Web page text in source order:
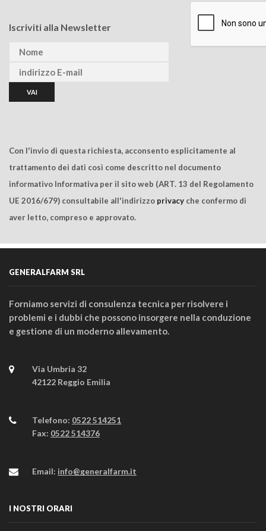
Iscriviti alla Newsletter
Con l'invio di questa richiesta, acconsento esplicitamente al
trattamento dei dati così come descritto nel documento
informativo Informativa per il sito web (ART. 13 del Regolamento
UE 2016/679) consultabile all'indirizzo privacy che confermo di
aver letto, compreso e approvato.
GENERALFARM SRL
Forniamo servizi di consulenza tecnica per risolvere i
problemi e i dubbi che possono insorgere nella conduzione
e gestione di un moderno allevamento.
Via Umbria 32
42122 Reggio Emilia
Telefono: 0522 514251
Fax: 0522 514376
Email: info@generalfarm.it
I NOSTRI ORARI